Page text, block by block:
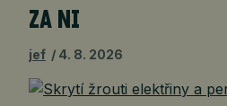
ZA NI
jef 4. 8. 2026